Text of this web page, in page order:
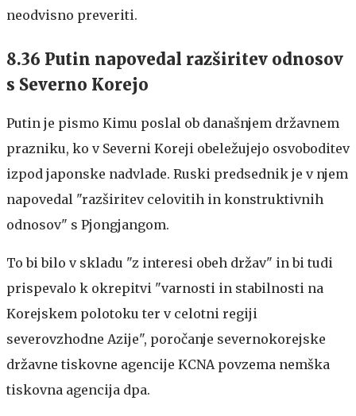
neodvisno preveriti.
8.36 Putin napovedal razširitev odnosov
s Severno Korejo
Putin je pismo Kimu poslal ob današnjem državnem
prazniku, ko v Severni Koreji obeležujejo osvoboditev
izpod japonske nadvlade. Ruski predsednik je v njem
napovedal "razširitev celovitih in konstruktivnih
odnosov" s Pjongjangom.
To bi bilo v skladu "z interesi obeh držav" in bi tudi
prispevalo k okrepitvi "varnosti in stabilnosti na
Korejskem polotoku ter v celotni regiji
severovzhodne Azije", poročanje severnokorejske
državne tiskovne agencije KCNA povzema nemška
tiskovna agencija dpa.